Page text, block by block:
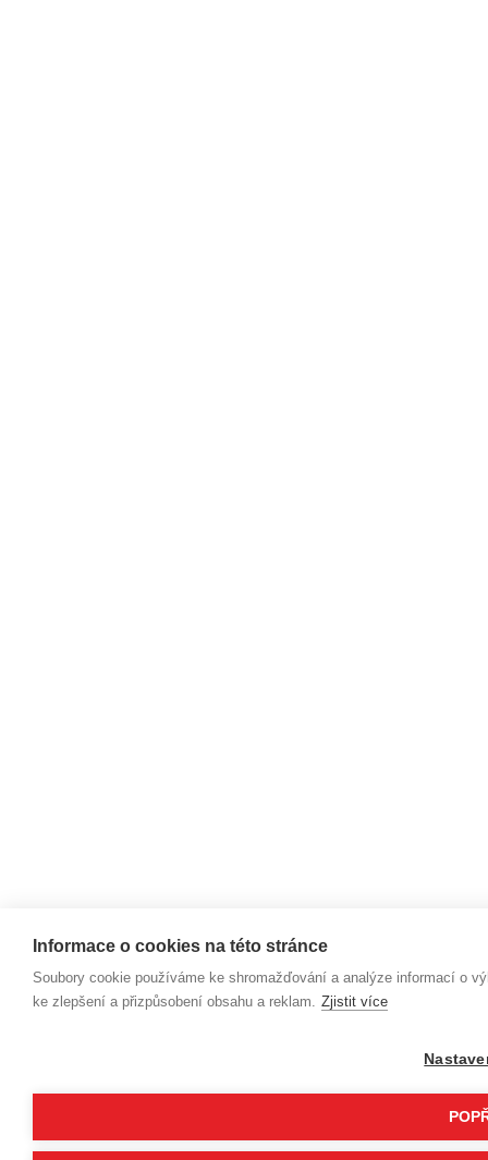
Informace o cookies na této stránce
Soubory cookie používáme ke shromažďování a analýze informací o
ke zlepšení a přizpůsobení obsahu a reklam. Zjistit více